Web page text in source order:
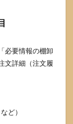
必要情報の棚卸
文詳細（注文履
ど）